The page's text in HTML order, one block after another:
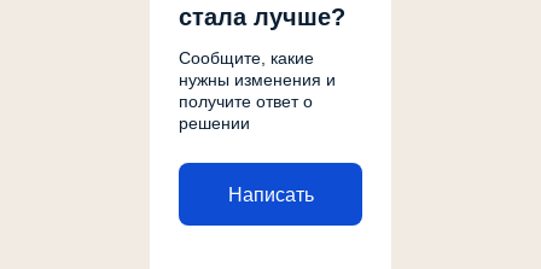
стала лучше?
Сообщите, какие
нужны изменения и
получите ответ о
решении
Написать